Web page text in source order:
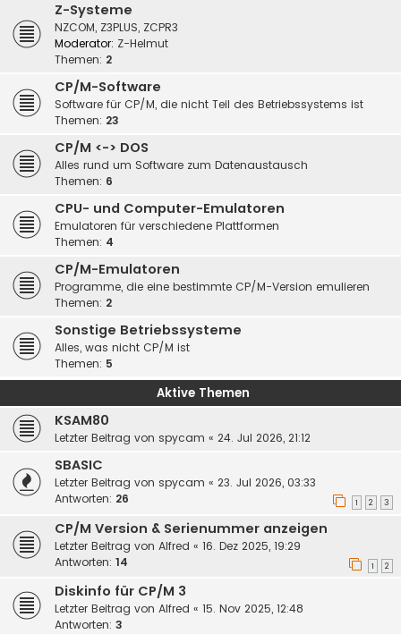
Z-Systeme
NZCOM, Z3PLUS, ZCPR3
Moderator: Z-Helmut
Themen: 2
CP/M-Software
Software für CP/M, die nicht Teil des Betriebssystems ist
Themen: 23
CP/M <-> DOS
Alles rund um Software zum Datenaustausch
Themen: 6
CPU- und Computer-Emulatoren
Emulatoren für verschiedene Plattformen
Themen: 4
CP/M-Emulatoren
Programme, die eine bestimmte CP/M-Version emulieren
Themen: 2
Sonstige Betriebssysteme
Alles, was nicht CP/M ist
Themen: 5
Aktive Themen
KSAM80
Letzter Beitrag von spycam « 24. Jul 2026, 21:12
SBASIC
Letzter Beitrag von spycam « 23. Jul 2026, 03:33
Antworten: 26 1 2 3
CP/M Version & Serienummer anzeigen
Letzter Beitrag von Alfred « 16. Dez 2025, 19:29
Antworten: 14 1 2
Diskinfo für CP/M 3
Letzter Beitrag von Alfred « 15. Nov 2025, 12:48
Antworten: 3